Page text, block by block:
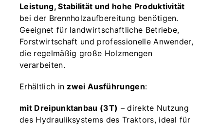
Leistung, Stabilität und hohe Produktivität
bei der Brennholzaufbereitung benötigen.
Geeignet für landwirtschaftliche Betriebe,
Forstwirtschaft und professionelle Anwender,
die regelmäßig große Holzmengen
verarbeiten.
Erhältlich in zwei Ausführungen:
mit Dreipunktanbau (3T) – direkte Nutzung
des Hydrauliksystems des Traktors, ideal für